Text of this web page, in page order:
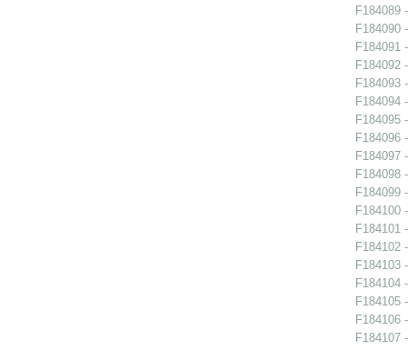
F184089
F184090
F184091
F184092
F184093
F184094
F184095
F184096
F184097
F184098
F184099
F184100
F184101
F184102
F184103
F184104
F184105
F184106
F184107